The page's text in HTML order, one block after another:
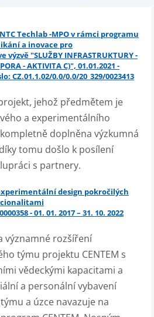
Techlab -MPO v rámci programu
a inovace pro
"SLUŽBY INFRASTRUKTURY -
- AKTIVITA C)", 01.01.2021 -
CZ.01.1.02/0.0/0.0/20_329/0023413
jehož předmětem je
a experimentálního
doplněna výzkumná
tomu došlo k posílení
s partnery.
design pokročilých
- 01. 01. 2017 – 31. 10. 2022
významné rozšíření
týmu projektu CENTEM s
vědeckými kapacitami a
a personální vybavení
a úzce navazuje na